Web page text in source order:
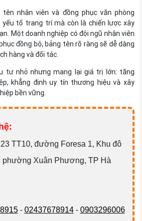
nhân viên và đồng phục văn phòng
yếu tố trang trí mà còn là chiến lược xây
Một doanh nghiệp có đội ngũ nhân viên
đồng bộ, bảng tên rõ ràng sẽ dễ dàng
hàng và đối tác.
tư nhỏ nhưng mang lại giá trị lớn: tăng
khẳng định uy tín thương hiệu và xây
bền vững.
TT10, đường Foresa 1, Khu đô
Xuân Phương, TP Hà
- 02437678914- 0903296006